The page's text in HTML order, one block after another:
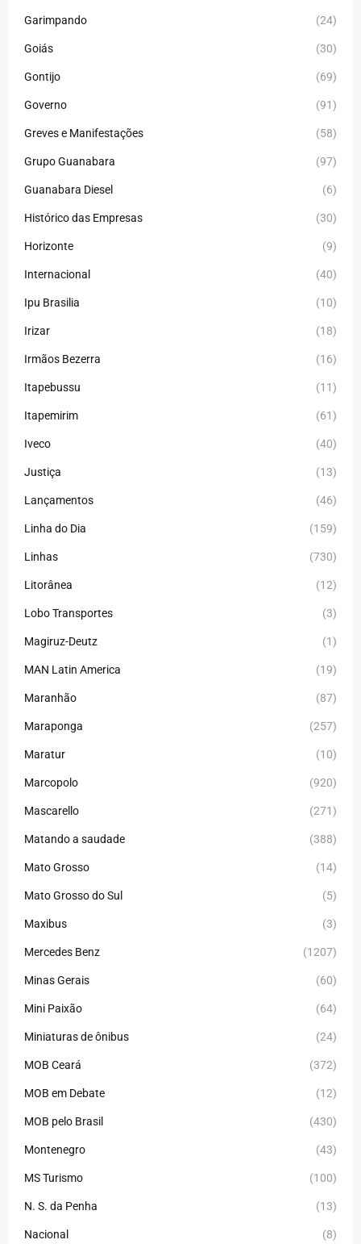
Garimpando (24)
Goiás (30)
Gontijo (69)
Governo (91)
Greves e Manifestações (58)
Grupo Guanabara (97)
Guanabara Diesel (6)
Histórico das Empresas (30)
Horizonte (9)
Internacional (40)
Ipu Brasilia (10)
Irizar (18)
Irmãos Bezerra (16)
Itapebussu (11)
Itapemirim (61)
Iveco (40)
Justiça (13)
Lançamentos (46)
Linha do Dia (159)
Linhas (730)
Litorânea (12)
Lobo Transportes (3)
Magiruz-Deutz (1)
MAN Latin America (19)
Maranhão (87)
Maraponga (257)
Maratur (10)
Marcopolo (920)
Mascarello (271)
Matando a saudade (388)
Mato Grosso (14)
Mato Grosso do Sul (5)
Maxibus (3)
Mercedes Benz (1207)
Minas Gerais (60)
Mini Paixão (64)
Miniaturas de ônibus (24)
MOB Ceará (372)
MOB em Debate (12)
MOB pelo Brasil (430)
Montenegro (43)
MS Turismo (100)
N. S. da Penha (13)
Nacional (8)